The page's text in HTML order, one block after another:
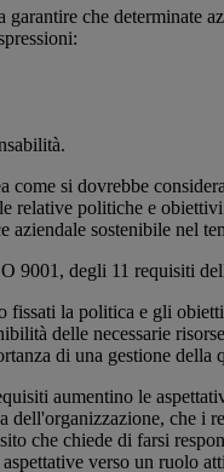
garantire che determinate
come si dovrebbe
relative politiche e
aziendale sostenibile nel
9001, degli 11 requisiti
fissati la politica e gli
delle necessarie
di una gestione
aumentino le
dell'organizzazione, che i
che chiede di farsi
verso un ruolo